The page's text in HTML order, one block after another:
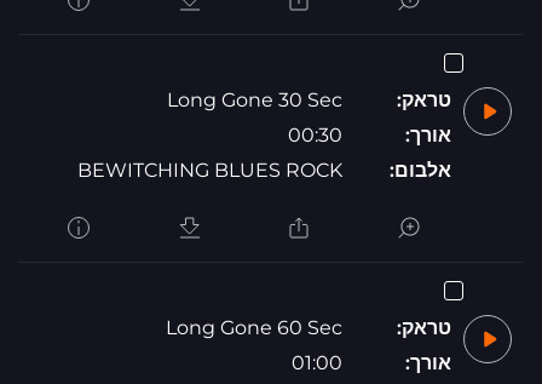
טראק:
Long Gone 30 Sec
אורך:
00:30
אלבום:
BEWITCHING BLUES ROCK
טראק:
Long Gone 60 Sec
אורך:
01:00